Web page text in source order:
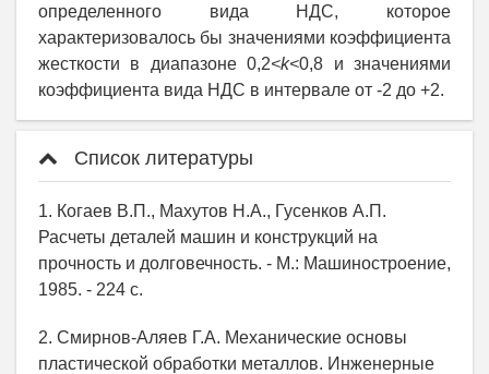
определенного вида НДС, которое
характеризовалось бы значениями коэффициента
жесткости в диапазоне 0,2<k<0,8 и значениями
коэффициента вида НДС в интервале от -2 до +2.
Список литературы
1. Когаев В.П., Махутов Н.А., Гусенков А.П.
Расчеты деталей машин и конструкций на
прочность и долговечность. - М.: Машиностроение,
1985. - 224 с.
2. Смирнов-Аляев Г.А. Механические основы
пластической обработки металлов. Инженерные